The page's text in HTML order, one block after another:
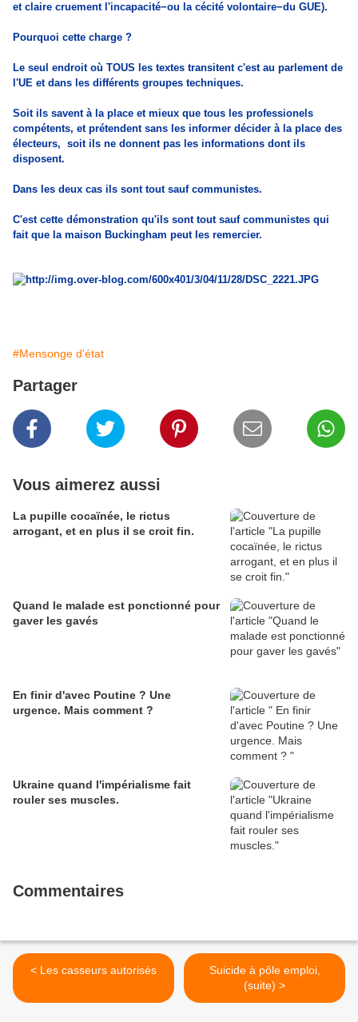
et claire cruement l'incapacité−ou la cécité volontaire−du GUE).
Pourquoi cette charge ?
Le seul endroit où TOUS les textes transitent c'est au parlement de
l'UE et dans les différents groupes techniques.
Soit ils savent à la place et mieux que tous les professionels
compétents, et prétendent sans les informer décider à la place des
électeurs, soit ils ne donnent pas les informations dont ils
disposent.
Dans les deux cas ils sont tout sauf communistes.
C'est cette démonstration qu'ils sont tout sauf communistes qui
fait que la maison Buckingham peut les remercier.
#Mensonge d'état
Partager
Vous aimerez aussi
La pupille cocaïnée, le rictus
arrogant, et en plus il se croit fin.
Quand le malade est ponctionné pour
gaver les gavés
En finir d'avec Poutine ? Une
urgence. Mais comment ?
Ukraine quand l'impérialisme fait
rouler ses muscles.
Commentaires
< Les casseurs autorisés
Suicide à pôle emploi,
(suite) >